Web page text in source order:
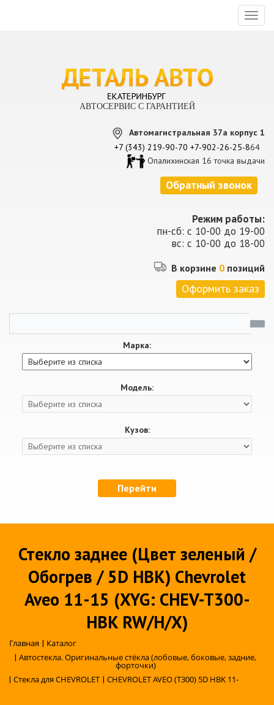
АВТОСЕРВИС С ГАРАНТИЕЙ
Автомагистральная 37а корпус 1
+7 (343) 219-90-70 +7-902-26-25-864
Опалихинская 16 точка выдачи
Обратный звонок
Режим работы:
пн-сб: с 10-00 до 19-00
вс: с 10-00 до 18-00
В корзине 0 позиций
Оформить заказ
Марка:
Модель:
Кузов:
Перейти
Стекло заднее (Цвет зеленый /
Обогрев / 5D HBK) Chevrolet
Aveo 11-15 (XYG: CHEV-T300-
HBK RW/H/X)
Главная | Каталог
| Автостекла. Оригинальные стёкла (лобовые, боковые, задние,
форточки)
| Стекла для CHEVROLET | CHEVROLET AVEO (T300) 5D HBK 11-